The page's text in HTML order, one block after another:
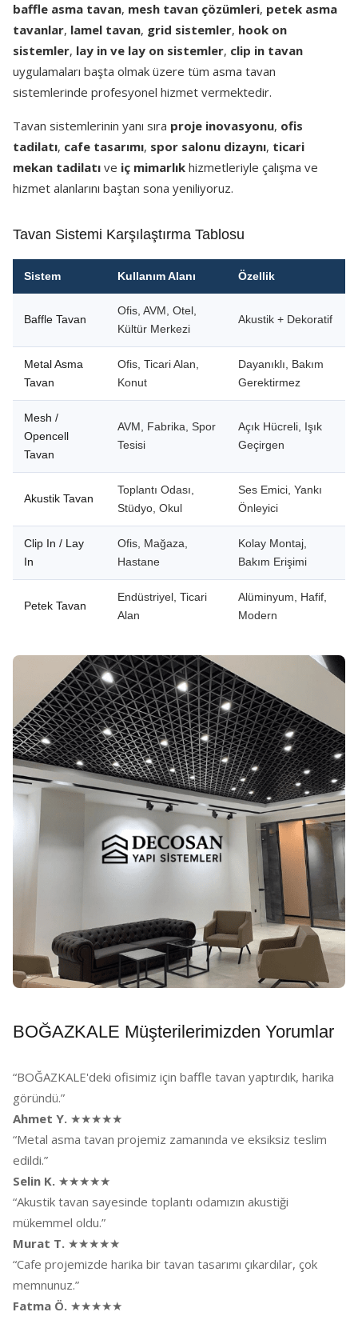
baffle asma tavan, mesh tavan çözümleri, petek asma
tavanlar, lamel tavan, grid sistemler, hook on
sistemler, lay in ve lay on sistemler, clip in tavan
uygulamaları başta olmak üzere tüm asma tavan
sistemlerinde profesyonel hizmet vermektedir.
Tavan sistemlerinin yanı sıra proje inovasyonu, ofis
tadilatı, cafe tasarımı, spor salonu dizaynı, ticari
mekan tadilatı ve iç mimarlık hizmetleriyle çalışma ve
hizmet alanlarını baştan sona yeniliyoruz.
Tavan Sistemi Karşılaştırma Tablosu
Sistem Kullanım Alanı Özellik
Baffle Tavan
Ofis, AVM, Otel,
Kültür Merkezi
Akustik + Dekoratif
Metal Asma
Tavan
Ofis, Ticari Alan,
Konut
Dayanıklı, Bakım
Gerektirmez
Mesh /
Opencell
Tavan
AVM, Fabrika, Spor
Tesisi
Açık Hücreli, Işık
Geçirgen
Akustik Tavan
Toplantı Odası,
Stüdyo, Okul
Ses Emici, Yankı
Önleyici
Clip In / Lay
In
Ofis, Mağaza,
Hastane
Kolay Montaj,
Bakım Erişimi
Petek Tavan
Endüstriyel, Ticari
Alan
Alüminyum, Hafif,
Modern
BOĞAZKALE Müşterilerimizden Yorumlar
“BOĞAZKALE'deki ofisimiz için baffle tavan yaptırdık, harika
göründü.”
Ahmet Y. ★★★★★
“Metal asma tavan projemiz zamanında ve eksiksiz teslim
edildi.”
Selin K. ★★★★★
“Akustik tavan sayesinde toplantı odamızın akustiği
mükemmel oldu.”
Murat T. ★★★★★
“Cafe projemizde harika bir tavan tasarımı çıkardılar, çok
memnunuz.”
Fatma Ö. ★★★★★